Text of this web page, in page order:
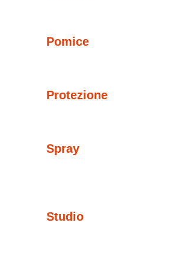
Pomice
Protezione
Spray
Studio